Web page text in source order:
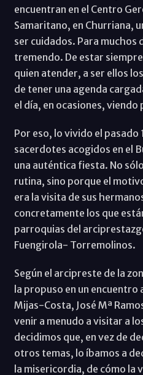
encuentran en el Centro
Samaritano, en Churriana,
ser cuidados. Para muchos
tremendo. De estar
quien atender, a ser ellos
de tener una agenda
el día, en ocasiones, viendo
Por eso, lo vivido el
sacerdotes acogidos en el
una auténtica fiesta. No
rutina, sino porque el
era la visita de sus
concretamente los que
parroquias del
Fuengirola- Torremolinos.
Según el arcipreste de la
la propuso en un
Mijas-Costa, José Mª
venir a menudo a visitar a
decidimos que, en vez de
otros temas, lo íbamos a
la misericordia, de cómo la